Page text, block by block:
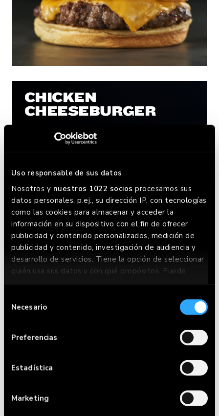
Uso responsable de sus datos
Nosotros y nuestros 1022 socios procesamos sus
datos personales, p.ej., su dirección IP, con tecnologías
como las cookies para almacenar y acceder la
información en su dispositivo con el fin de ofrecer
publicidad y contenido personalizados, medición de
publicidad y contenido, investigación de audiencia y
desarrollo de servicios. Tiene la opción de seleccionar
quién usa sus datos y con qué propósitos. Puede
cambiar o retirar su consentimiento en cualquier
en el Menú de consentimiento.
Recopilar información sobre su ubicación
varios metros
específicas (huellas digitales)
deNecesario
Preferencias
Estadística
Marketing
CHICKEN
CHEESEBURGER